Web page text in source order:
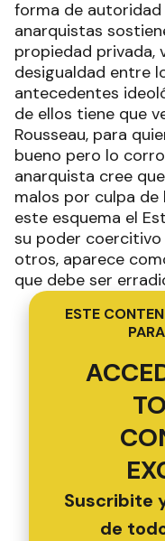
forma de autoridad
anarquistas
propiedad privada,
desigualdad entre
antecedentes
de ellos tiene que
Rousseau, para
bueno pero lo
anarquista cree
malos por culpa de
este esquema el
su poder
otros, aparece
que debe ser
ESTE
Suscribite
de